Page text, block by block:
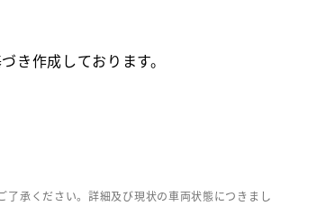
き作成しております。
承ください。詳細及び現状の車両状態につきまし